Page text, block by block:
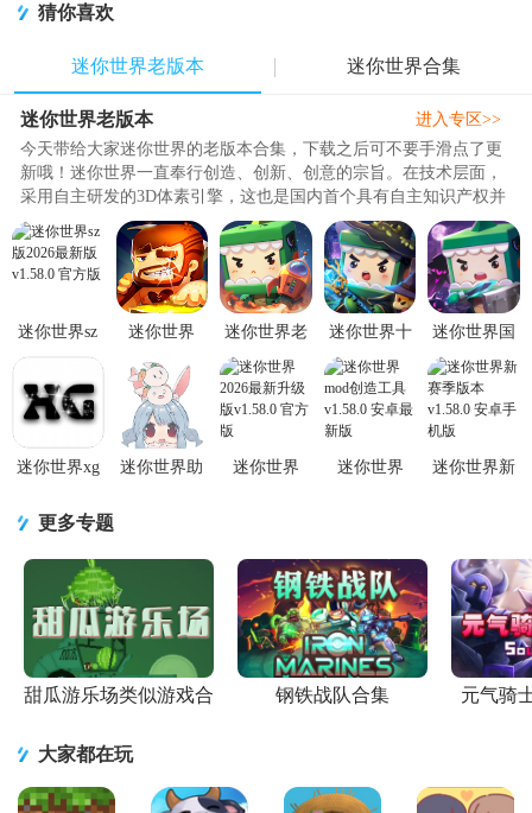
Legends)
猜你喜欢
迷你世界老版本 迷你世界合集
迷你世界老版本
今天带给大家迷你世界的老版本合集，下载之后可不要手滑点了更
新哦！迷你世界一直奉行创造、创新、创意的宗旨。在技术层面，
采用自主研发的3D体素引擎，这也是国内首个具有自主知识产权并
具有全球竞争力的沙盒游戏技..
进入专区>>
迷你世界sz
版2026最新
版v1.58.0 官
方版
迷你世界
本0.20.8 旧
版本
迷你世界老
版本0.30.15
老版本
迷你世界十
周年版
v1.57.0 最新
版
迷你世界国
际服Mini
World最新版
v1.7.15 安
迷你世界xg
新版本免费
下载12.0激
迷你世界助
迷你世界
迷你世界
迷你世界新
更多专题
甜瓜游乐场类似游戏合
钢铁战队合集 元气骑
大家都在玩